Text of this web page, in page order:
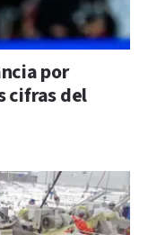
por
cifras del